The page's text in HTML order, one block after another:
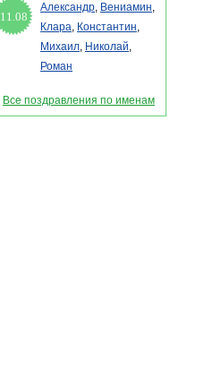
11.08
Александр, Вениамин,
Клара, Константин,
Михаил, Николай,
Роман
Все поздравления по именам